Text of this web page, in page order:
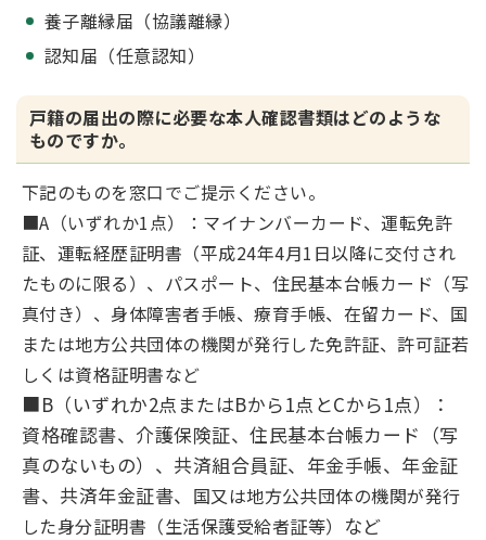
養子離縁届（協議離縁）
認知届（任意認知）
戸籍の届出の際に必要な本人確認書類はどのような
ものですか。
下記のものを窓口でご提示ください。
■A（いずれか1点）：マイナンバーカード、運転免許
証、運転経歴証明書（平成24年4月1日以降に交付され
たものに限る）、パスポート、住民基本台帳カード（写
真付き）、身体障害者手帳、療育手帳、在留カード、国
または地方公共団体の機関が発行した免許証、許可証若
しくは資格証明書など
■B（いずれか2点またはBから1点とCから1点）：
資格確認書、介護保険証、住民基本台帳カード（写
真のないもの）、共済組合員証、年金手帳、年金証
書、共済年金証書、 国又は地方公共団体の機関が発行
した身分証明書（生活保護受給者証等） など